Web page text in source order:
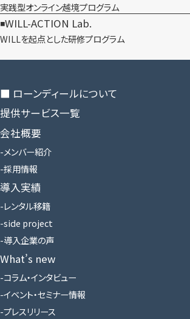
実践型オンライン​越境プログラム
WILL-ACTION Lab.
WILLを​起点とした​研修プログラム
■ ローンディールに​ついて
提供サービス一覧
会社概要
メンバー紹介
採用情報
導入実績
レンタル移籍
side project
導入企業の声
What’s new
コラム・インタビュー
イベント・セミナー情報
プレスリリース